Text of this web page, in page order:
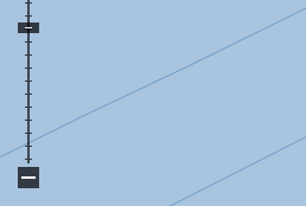
0地板换新(客厅·餐厅、走廊)
0全室地板换新
0煤气灶·抽油烟机交换
0洗碗机交换
−